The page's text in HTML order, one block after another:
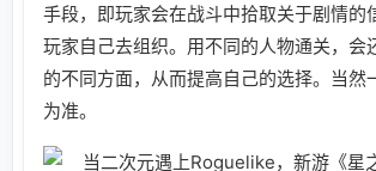
手段，即玩家会在战斗中拾取关于剧情的
玩家自己去组织。用不同的人物通关，会
的不同方面，从而提高自己的选择。当然
为准。